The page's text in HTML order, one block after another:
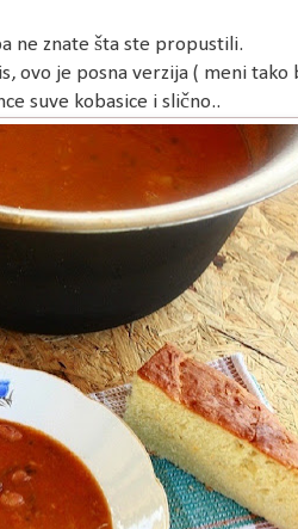
ne znate šta ste propustili.
ovo je posna verzija ( meni tako
suve kobasice i slično..